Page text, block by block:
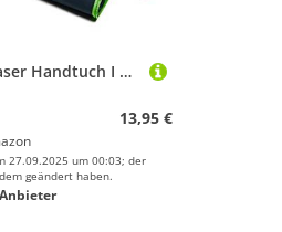
ace2b Mikrofaser Handtuch I kompakt Ultraleicht schnelltrocknend I Sporthandtuch & Fitness I Microfaser Handtücher für Sport Fitnessstudio Strand Outdoor Camping Wandern Reisen I 150x70 cm
13,95 €
27.09.2025 um 00:03; der
geändert haben.